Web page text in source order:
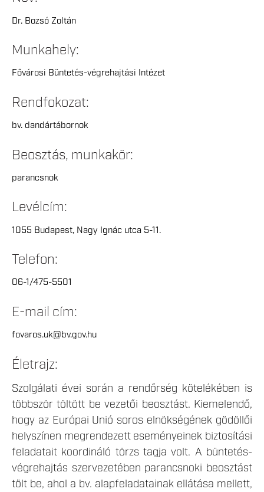
Dr. Bozsó Zoltán
Munkahely:
Fővárosi Büntetés-végrehajtási Intézet
Rendfokozat:
bv. dandártábornok
Beosztás, munkakör:
parancsnok
Levélcím:
1055 Budapest, Nagy Ignác utca 5-11.
Telefon:
06-1/475-5501
E-mail cím:
fovaros.uk@bv.gov.hu
Életrajz:
Szolgálati évei során a rendőrség kötelékében is
többször töltött be vezetői beosztást. Kiemelendő,
hogy az Európai Unió soros elnökségének gödöllői
helyszínen megrendezett eseményeinek biztosítási
feladatait koordináló törzs tagja volt. A büntetés-
végrehajtás szervezetében parancsnoki beosztást
tölt be, ahol a bv. alapfeladatainak ellátása mellett,